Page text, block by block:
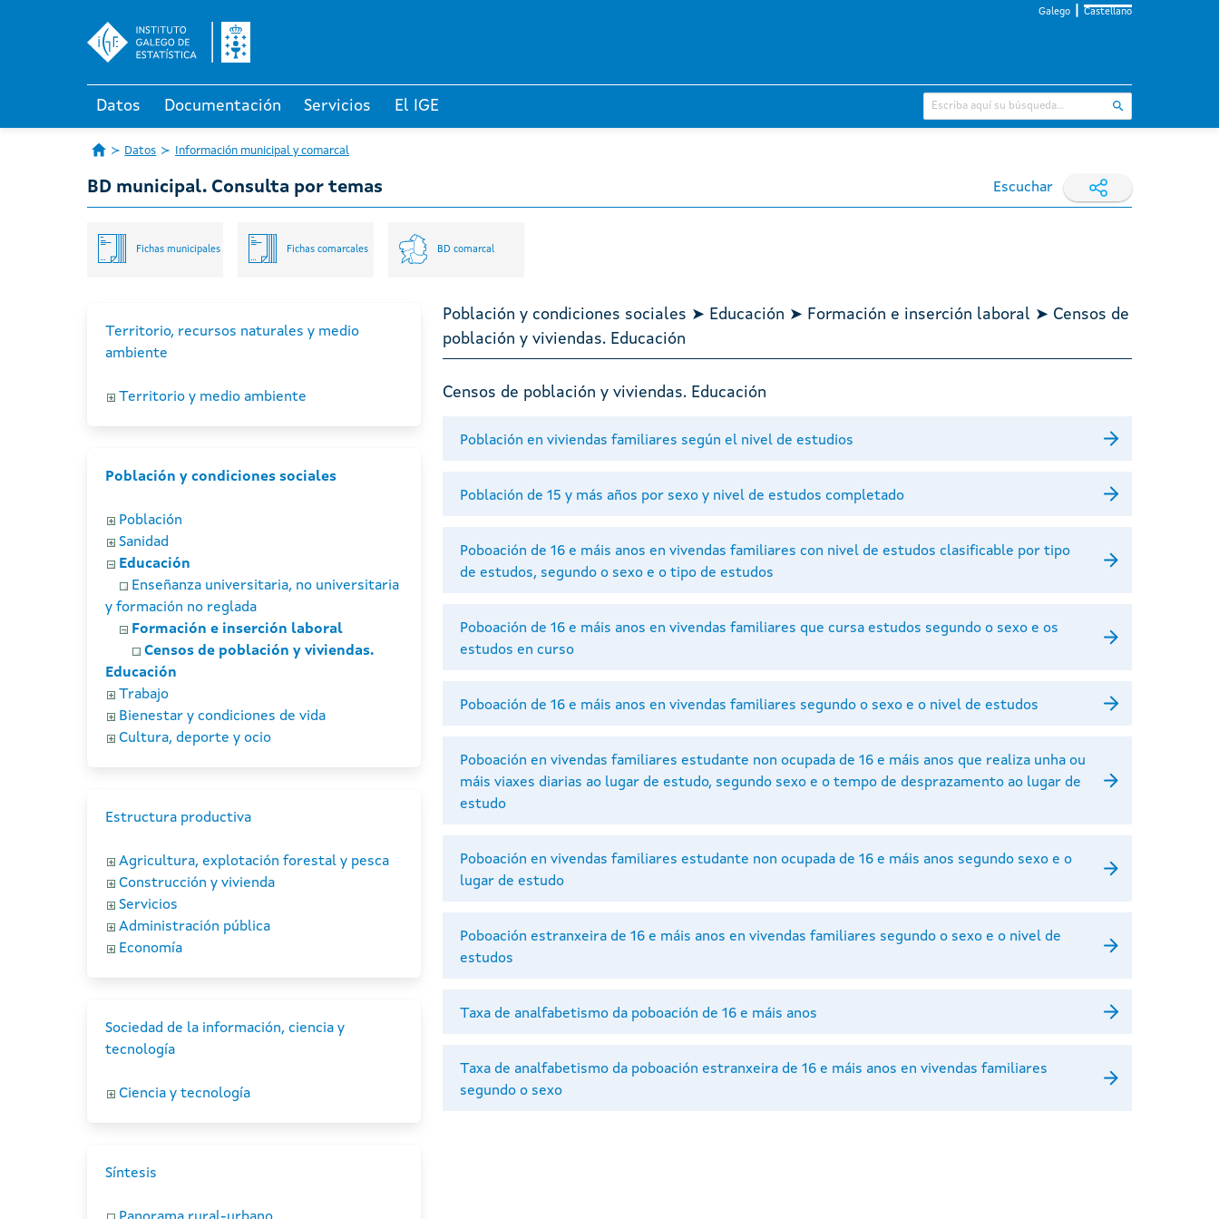
Galego Castellano
Datos Documentación Servicios El IGE
Datos Información municipal y comarcal
BD municipal. Consulta por temas Escuchar
Fichas municipales Fichas comarcales BD comarcal
Territorio, recursos naturales y medio
ambiente
Territorio y medio ambiente
Población y condiciones sociales
Población
Sanidad
Educación
Enseñanza universitaria, no universitaria
y formación no reglada
Formación e inserción laboral
Censos de población y viviendas.
Educación
Trabajo
Bienestar y condiciones de vida
Cultura, deporte y ocio
Estructura productiva
Agricultura, explotación forestal y pesca
Construcción y vivienda
Servicios
Administración pública
Economía
Sociedad de la información, ciencia y
tecnología
Ciencia y tecnología
Síntesis
Población y condiciones sociales ➤ Educación ➤ Formación e inserción laboral ➤ Censos de
población y viviendas. Educación
Censos de población y viviendas. Educación
Población en viviendas familiares según el nivel de estudios
Población de 15 y más años por sexo y nivel de estudos completado
Poboación de 16 e máis anos en vivendas familiares con nivel de estudos clasificable por tipo
de estudos, segundo o sexo e o tipo de estudos
Poboación de 16 e máis anos en vivendas familiares que cursa estudos segundo o sexo e os
estudos en curso
Poboación de 16 e máis anos en vivendas familiares segundo o sexo e o nivel de estudos
Poboación en vivendas familiares estudante non ocupada de 16 e máis anos que realiza unha ou
máis viaxes diarias ao lugar de estudo, segundo sexo e o tempo de desprazamento ao lugar de
estudo
Poboación en vivendas familiares estudante non ocupada de 16 e máis anos segundo sexo e o
lugar de estudo
Poboación estranxeira de 16 e máis anos en vivendas familiares segundo o sexo e o nivel de
estudos
Taxa de analfabetismo da poboación de 16 e máis anos
Taxa de analfabetismo da poboación estranxeira de 16 e máis anos en vivendas familiares
segundo o sexo